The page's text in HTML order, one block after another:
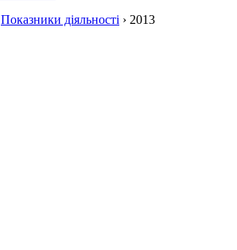
Показники діяльності › 2013